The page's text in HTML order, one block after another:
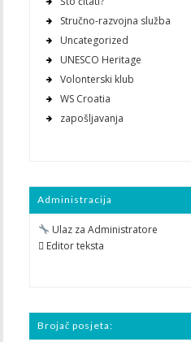
Stručno-razvojna služba
Uncategorized
UNESCO Heritage
Volonterski klub
WS Croatia
zapošljavanja
Administracija
Ulaz za Administratore
 Editor teksta
Brojač posjeta: